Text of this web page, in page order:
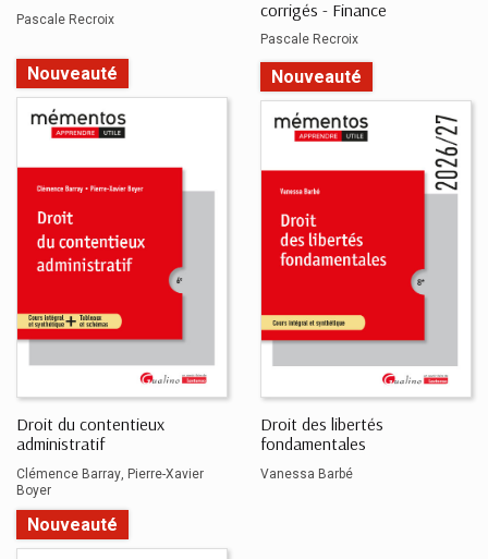
Pascale Recroix
corrigés - Finance
Pascale Recroix
Droit du contentieux
administratif
Clémence Barray Pierre-Xavier
Boyer
Nouveauté
Droit des libertés
fondamentales
Vanessa Barbé
Nouveauté
Nouveauté